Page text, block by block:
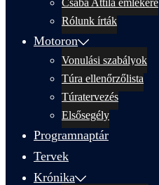
Csaba Attila emlékére
Rólunk írták
Motoron
Vonulási szabályok
Túra ellenőrzőlista
Túratervezés
Elsősegély
Programnaptár
Tervek
Krónika